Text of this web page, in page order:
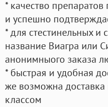
* качество
и успешно
* для стестинельных
название Виагра или
анонимныого заказа
* быстрая и удобная
же возможна
классом